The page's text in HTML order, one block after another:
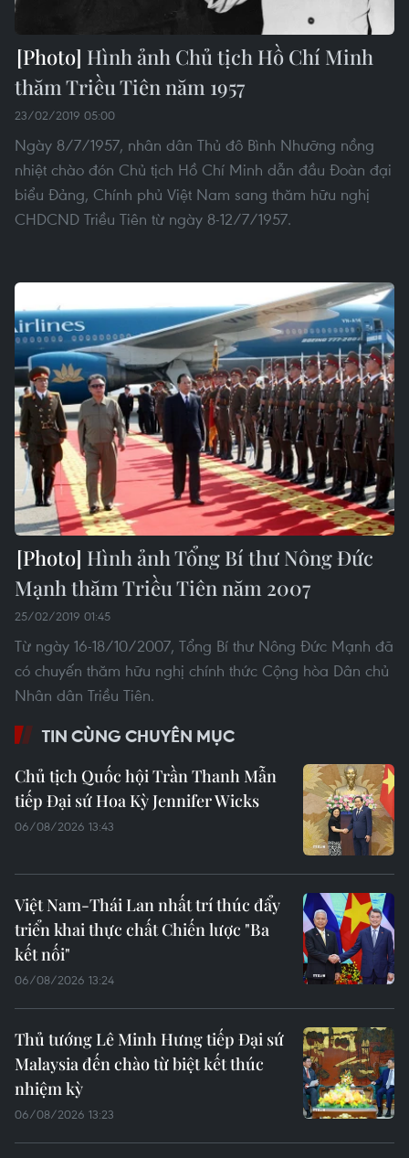
Hình ảnh Chủ tịch Hồ Chí Minh
thăm Triều Tiên năm 1957
23/02/2019 05:00
Ngày 8/7/1957, nhân dân Thủ đô Bình Nhưỡng nồng
nhiệt chào đón Chủ tịch Hồ Chí Minh dẫn đầu Đoàn đại
biểu Đảng, Chính phủ Việt Nam sang thăm hữu nghị
CHDCND Triều Tiên từ ngày 8-12/7/1957.
Hình ảnh Tổng Bí thư Nông Đức
Mạnh thăm Triều Tiên năm 2007
25/02/2019 01:45
Từ ngày 16-18/10/2007, Tổng Bí thư Nông Đức Mạnh đã
có chuyến thăm hữu nghị chính thức Cộng hòa Dân chủ
Nhân dân Triều Tiên.
TIN CÙNG CHUYÊN MỤC
Chủ tịch Quốc hội Trần Thanh Mẫn
tiếp Đại sứ Hoa Kỳ Jennifer Wicks
06/08/2026 13:43
Việt Nam-Thái Lan nhất trí thúc đẩy
triển khai thực chất Chiến lược "Ba
kết nối"
06/08/2026 13:24
Thủ tướng Lê Minh Hưng tiếp Đại sứ
Malaysia đến chào từ biệt kết thúc
nhiệm kỳ
06/08/2026 13:23